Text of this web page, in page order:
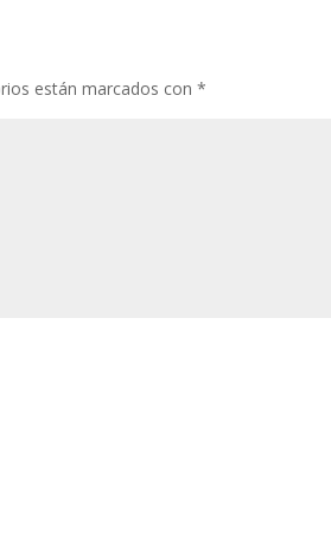
están marcados con*